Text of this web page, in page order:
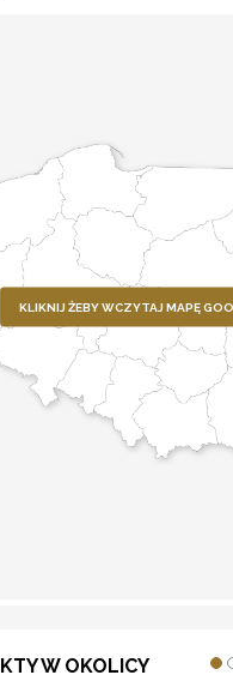
KLIKNIJ ŻEBY WCZYTAJ MAPĘ
W OKOLICY